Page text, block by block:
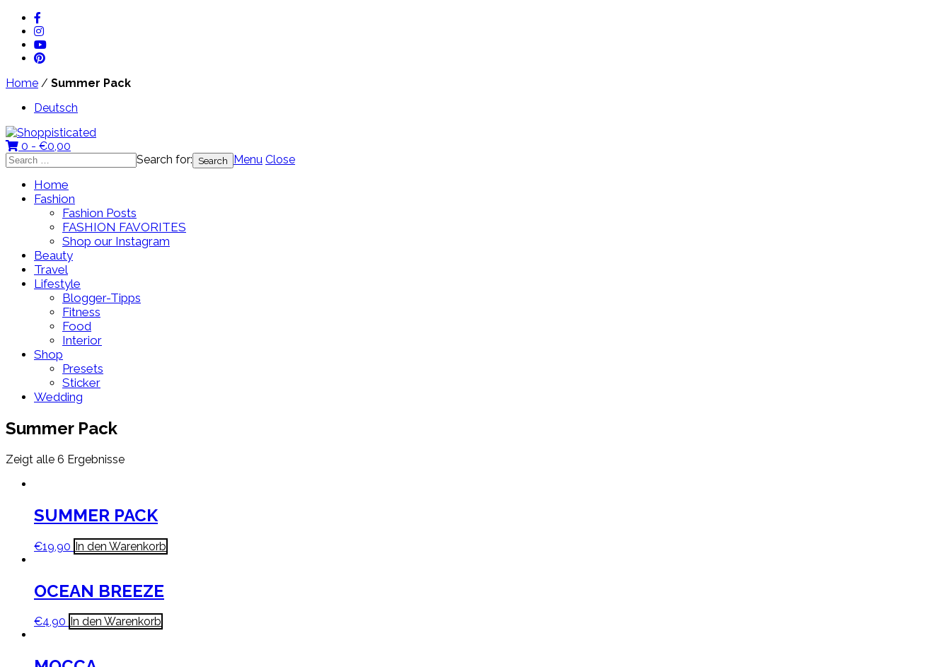
Home / Summer Pack
Deutsch
0 - €0,00
Search for:
Menu Close
Home
Fashion
Fashion Posts
FASHION FAVORITES
Shop our Instagram
Beauty
Travel
Lifestyle
Blogger-Tipps
Fitness
Food
Interior
Shop
Presets
Sticker
Wedding
Summer Pack
Zeigt alle 6 Ergebnisse
SUMMER PACK
€19,90 In den Warenkorb
OCEAN BREEZE
€4,90 In den Warenkorb